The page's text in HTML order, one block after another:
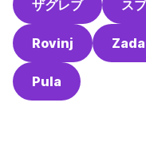
ザグレブ ス
Rovinj
Pula